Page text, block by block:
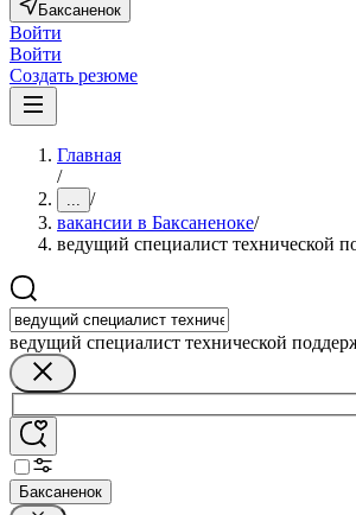
Баксаненок
Войти
Войти
Создать резюме
Главная
/
... /
вакансии в Баксаненоке/
ведущий специалист технической
ведущий специалист технической
Баксаненок